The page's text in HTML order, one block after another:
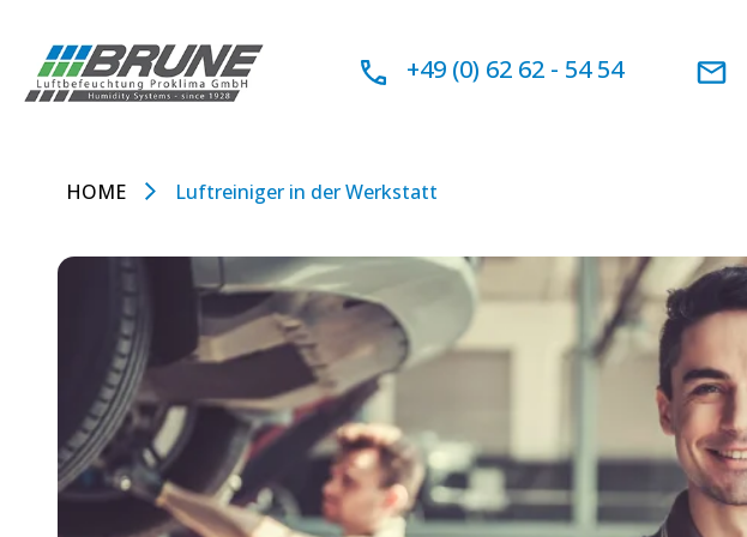
Inhalt
springen
+49 (0) 62 62 - 54 54
HOME Luftreiniger in der Werkstatt